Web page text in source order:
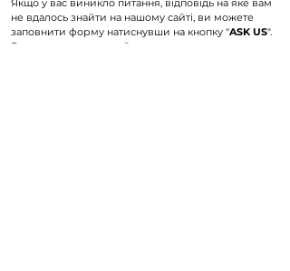
Якщо у вас виникло питання, відповідь на яке вам
не вдалось знайти на нашому сайті, ви можете
заповнити форму натиснувши на кнопку "ASK US".
Волонтери нашого сайту постараються в